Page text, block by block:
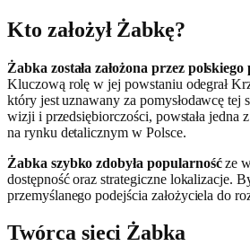
Kto założył Żabkę?
Żabka została założona przez
Kluczową rolę w jej powstaniu odegrał
który jest uznawany za pomysłodawcę tej
wizji i przedsiębiorczości, powstała jedna
na rynku detalicznym w Polsce.
Żabka szybko zdobyła popularnośćze
dostępność oraz strategiczne lokalizacje.
przemyślanego podejścia założyciela do
Twórca sieci Żabka